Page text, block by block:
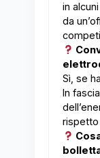
in
da
Sì, se
In
rispetto